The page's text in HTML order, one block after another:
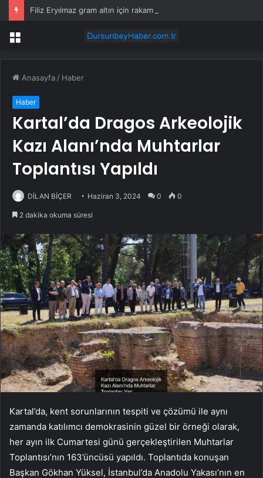
Menü
Anasayfa / Haber
Haber
Kartal’da Dragos Arkeolojik
Kazı Alanı’nda Muhtarlar
Toplantısı Yapıldı
DİLAN BİÇER Haziran 3, 2024 0 0
2 dakika okuma süresi
Kartal’da, kent sorunlarının tespiti ve çözümü ile aynı
zamanda katılımcı demokrasinin güzel bir örneği olarak,
her ayın ilk Cumartesi günü gerçekleştirilen Muhtarlar
Toplantısı’nın 163’üncüsü yapıldı. Toplantıda konuşan
Başkan Gökhan Yüksel, İstanbul’da Anadolu Yakası’nın en